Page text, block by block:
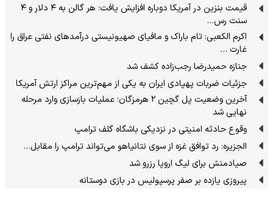
قیمت بنزین در آمریکا دوباره افزایش یافت؛ هر گالن به ۴ دلار و ۴
سنت رس…
اکرم الکعبی: تام باراک و مافیای صهیونیستی درآمدهای نفتی عراق را
غارت …
جنازه حمیدرضا رجب‌زاده کشف شد
جزئیات ضربات پهپادی ایران به یکی از مهم‌ترین مراکز ارتش آمریکا
آخرین وضعیت پل گچین ۲ هرمزگان؛ عملیات بازسازی وارد مرحله
نهایی شد
وقوع حادثه امنیتی در نزدیکی باشگاه گلف ترامپ
الجزیره: رد توافق غزه از سوی نتانیاهو می‌تواند ترامپ را مقابل…
صیادمنش برای لیگ اروپا رزرو شد
پیروزی یازده بر صفر پرسپولیس در بازی دوستانه